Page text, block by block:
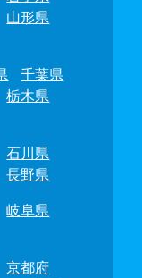
山形県
千葉県
栃木県
石川県
長野県
岐阜県
京都府